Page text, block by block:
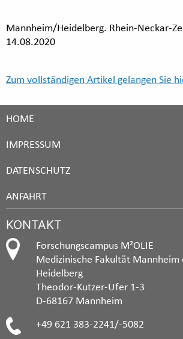
Mannheim/Heidelberg. Rhein-Neckar-
14.08.2020
Zum vollständigen Artikel gelangen Sie
HOME
IMPRESSUM
DATENSCHUTZ
ANFAHRT
KONTAKT
Forschungscampus M²OLIE
Medizinische Fakultät
Heidelberg
Theodor-Kutzer-Ufer 1-3
D-68167 Mannheim
+49 621 383-2241/-5082